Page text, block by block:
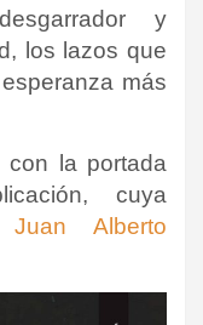
y
los lazos que
más
con la portada
cuya
Juan Alberto